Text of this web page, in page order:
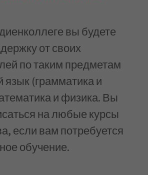
вы будете
от своих
по таким предметам
язык (грамматика и
и физика. Вы
на любые курсы
если вам потребуется
обучение.